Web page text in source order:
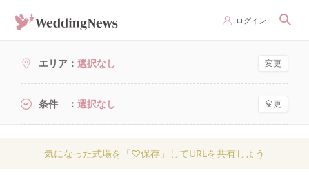
ログイン
エリア 選択なし 変更
条件 選択なし 変更
気になった式場を「♡保存」してURLを共有しよう